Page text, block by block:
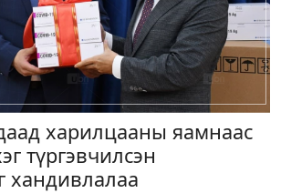
харилцааны яамнаас
түргэвчилсэн
хандивлалаа